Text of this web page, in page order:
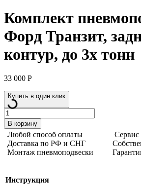
Комплект
Форд Транзит,
контур, до 3х тонн
33 000 Р
Купить в один клик
Количество
товара
Комплект
пневмоподвески
на
Форд
ось,
В корзину
Любой способ оплаты
Доставка по РФ и СНГ
Монтаж пневмоподвески
Сервис
Инструкция